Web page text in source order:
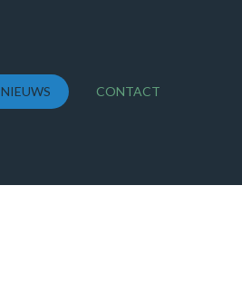
NIEUWS CONTACT